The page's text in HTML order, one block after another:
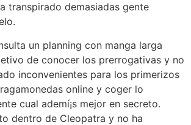
transpirado demasiadas gente
un planning con manga larga
de conocer los prerrogativas y no
inconvenientes para los primerizos
online y coger lo
cual ademí¡s mejor en secreto.
dentro de Cleopatra y no ha